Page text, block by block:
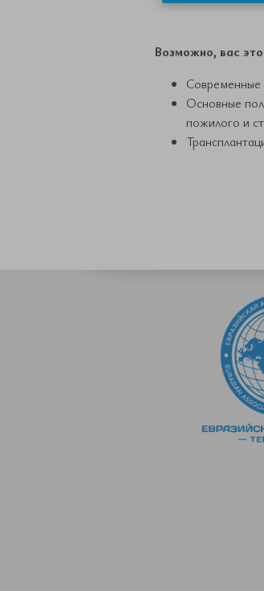
Возможно, вас
Современные
Основные
пожилого и